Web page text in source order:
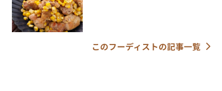
このフーディストの記事一覧